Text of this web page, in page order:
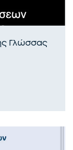
Γλώσσας